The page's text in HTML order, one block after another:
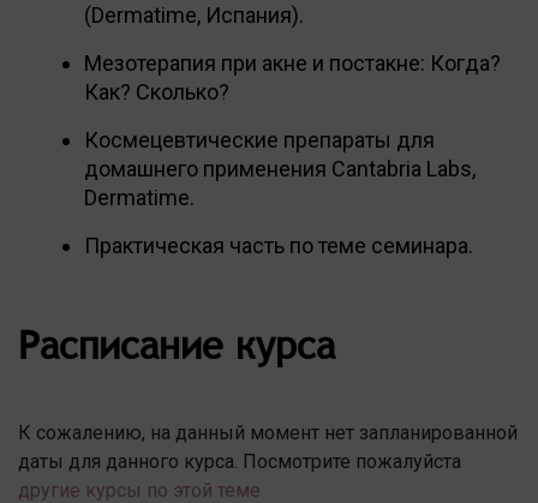
(Dermatime, Испания).
Мезотерапия при акне и постакне: Когда?
Как? Сколько?
Космецевтические препараты для
домашнего применения Cantabria Labs,
Dermatime.
Практическая часть по теме семинара.
Расписание курса
К сожалению, на данный момент нет запланированной
даты для данного курса. Посмотрите пожалуйста
другие курсы по этой теме